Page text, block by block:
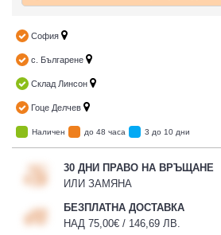
ЕКИПИРОВКА
София
с. Българене
Склад Линсон
Гоце Делчев
Наличен до 48 часа 3 до 10 дни
30 ДНИ ПРАВО НА ВРЪЩАНЕ
ИЛИ ЗАМЯНА
БЕЗПЛАТНА ДОСТАВКА
НАД 75,00€ / 146,69 ЛВ.